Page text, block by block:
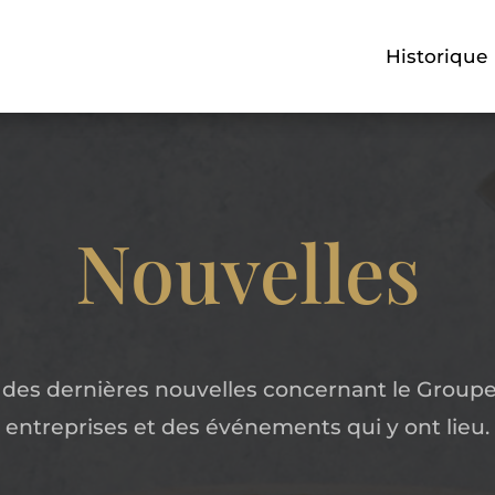
Historique
Nouvelles
dernières nouvelles concernant le
entreprises et des événements qui y ont lieu.